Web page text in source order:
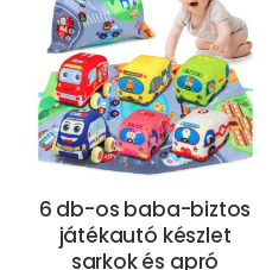
6 db-os baba-biztos
játékautó készlet
sarkok és apró